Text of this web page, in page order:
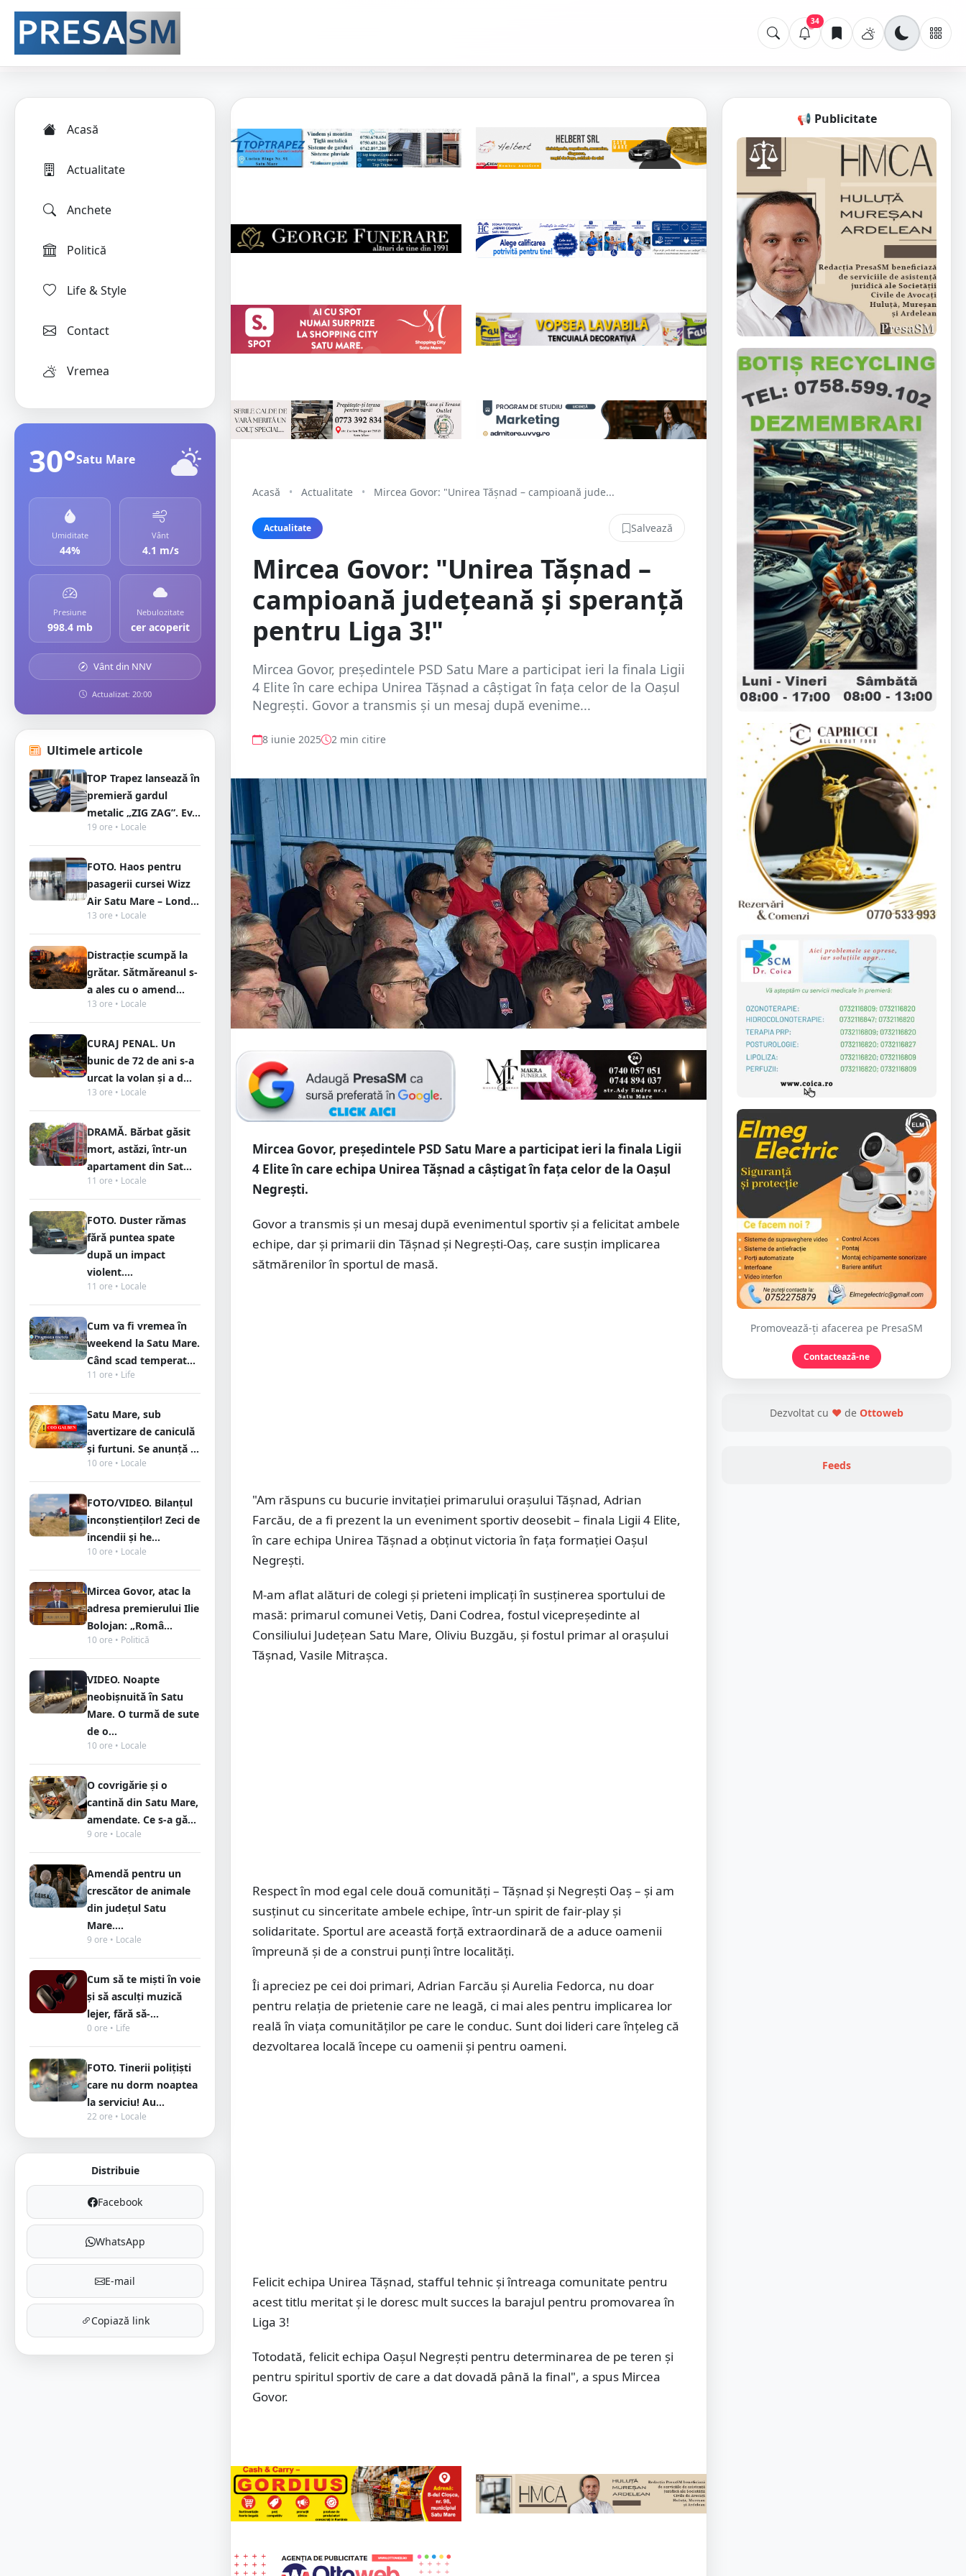
34
Acasă
Actualitate
Anchete
Politică
Life & Style
Contact
Vremea
30°Satu Mare
Umiditate
44%
Vânt
4.1 m/s
Presiune
998.4 mb
Nebulozitate
cer acoperit
Vânt din NNV
Actualizat: 20:00
Ultimele articole
TOP Trapez lansează în
premieră gardul
metalic „ZIG ZAG”. Ev...
19 ore • Locale
FOTO. Haos pentru
pasagerii cursei Wizz
Air Satu Mare – Lond...
13 ore • Locale
Distracție scumpă la
grătar. Sătmăreanul s-
a ales cu o amend...
13 ore • Locale
CURAJ PENAL. Un
bunic de 72 de ani s-a
urcat la volan și a d...
13 ore • Locale
DRAMĂ. Bărbat găsit
mort, astăzi, într-un
apartament din Sat...
11 ore • Locale
FOTO. Duster rămas
fără puntea spate
după un impact
violent....
11 ore • Locale
Cum va fi vremea în
weekend la Satu Mare.
Când scad temperat...
11 ore • Life
Satu Mare, sub
avertizare de caniculă
și furtuni. Se anunță ...
10 ore • Locale
FOTO/VIDEO. Bilanțul
inconștienților! Zeci de
incendii și he...
10 ore • Locale
Mircea Govor, atac la
adresa premierului Ilie
Bolojan: „Româ...
10 ore • Politică
VIDEO. Noapte
neobișnuită în Satu
Mare. O turmă de sute
de o...
10 ore • Locale
O covrigărie și o
cantină din Satu Mare,
amendate. Ce s-a gă...
9 ore • Locale
Amendă pentru un
crescător de animale
din județul Satu
Mare....
9 ore • Locale
Cum să te miști în voie
și să asculți muzică
lejer, fără să-...
0 ore • Life
FOTO. Tinerii polițiști
care nu dorm noaptea
la serviciu! Au...
22 ore • Locale
Distribuie
Facebook
WhatsApp
E-mail
Copiază link
Acasă • Actualitate • Mircea Govor: "Unirea Tășnad – campioană jude...
Actualitate Salvează
Mircea Govor: "Unirea Tășnad –
campioană județeană și speranță
pentru Liga 3!"
Mircea Govor, președintele PSD Satu Mare a participat ieri la finala Ligii
4 Elite în care echipa Unirea Tășnad a câștigat în fața celor de la Oașul
Negrești. Govor a transmis și un mesaj după evenime...
8 iunie 2025 2 min citire
Mircea Govor, președintele PSD Satu Mare a participat ieri la finala Ligii
4 Elite în care echipa Unirea Tășnad a câștigat în fața celor de la Oașul
Negrești.
Govor a transmis și un mesaj după evenimentul sportiv și a felicitat ambele
echipe, dar și primarii din Tășnad și Negrești-Oaș, care susțin implicarea
sătmărenilor în sportul de masă.
"Am răspuns cu bucurie invitației primarului orașului Tășnad, Adrian
Farcău, de a fi prezent la un eveniment sportiv deosebit – finala Ligii 4 Elite,
în care echipa Unirea Tășnad a obținut victoria în fața formației Oașul
Negrești.
M-am aflat alături de colegi și prieteni implicați în susținerea sportului de
masă: primarul comunei Vetiș, Dani Codrea, fostul vicepreședinte al
Consiliului Județean Satu Mare, Oliviu Buzgău, și fostul primar al orașului
Tășnad, Vasile Mitrașca.
Respect în mod egal cele două comunități – Tășnad și Negrești Oaș – și am
susținut cu sinceritate ambele echipe, într-un spirit de fair-play și
solidaritate. Sportul are această forță extraordinară de a aduce oamenii
împreună și de a construi punți între localități.
Îi apreciez pe cei doi primari, Adrian Farcău și Aurelia Fedorca, nu doar
pentru relația de prietenie care ne leagă, ci mai ales pentru implicarea lor
reală în viața comunităților pe care le conduc. Sunt doi lideri care înțeleg că
dezvoltarea locală începe cu oamenii și pentru oameni.
Felicit echipa Unirea Tășnad, stafful tehnic și întreaga comunitate pentru
acest titlu meritat și le doresc mult succes la barajul pentru promovarea în
Liga 3!
Totodată, felicit echipa Oașul Negrești pentru determinarea de pe teren și
pentru spiritul sportiv de care a dat dovadă până la final", a spus Mircea
Govor.
📢 Publicitate
Promovează-ți afacerea pe PresaSM
Contactează-ne
Dezvoltat cu ❤ de Ottoweb
Feeds